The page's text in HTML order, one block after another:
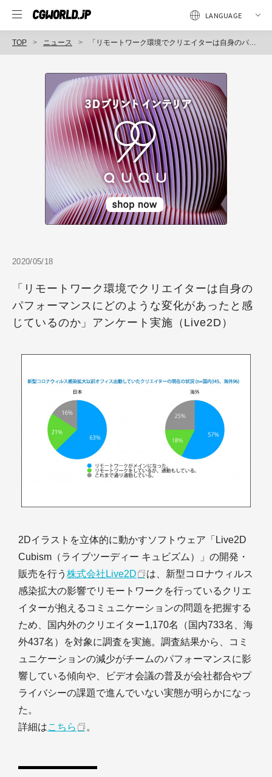
TOP ニュース 「リモートワーク環境でクリエイターは自身のパフォーマンスにどのような変化があったと感じているのか」アンケート実施（Live2D）
2020/05/18
「リモートワーク環境でクリエイターは自身の
パフォーマンスにどのような変化があったと感
じているのか」アンケート実施（Live2D）
2Dイラストを立体的に動かすソフトウェア「Live2D
Cubism（ライブツーディー キュビズム）」の開発・
販売を行う 株式会社Live2D
は、新型コロナウィルス
感染拡大の影響でリモートワークを行っているクリエ
イターが抱えるコミュニケーションの問題を把握する
ため、国内外のクリエイター1,170名（国内733名、海
外437名）を対象に調査を実施。調査結果から、コミ
ュニケーションの減少がチームのパフォーマンスに影
響している傾向や、ビデオ会議の普及が会社都合やプ
ライバシーの課題で進んでいない実態が明らかになっ
た。
詳細はこちら 。